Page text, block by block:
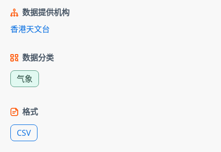
数据提供机构
香港天文台
数据分类
气象
格式
CSV